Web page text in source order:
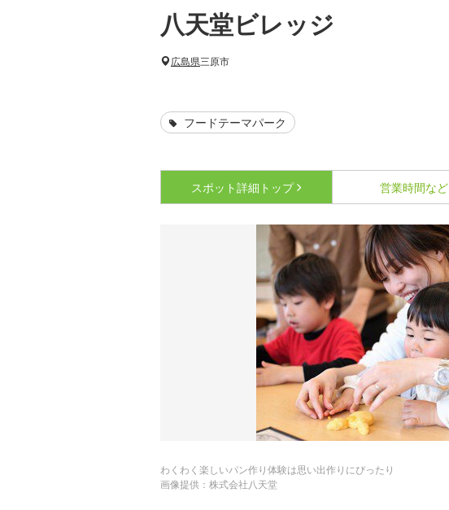
八天堂ビレッジ
広島県三原市
フードテーマパーク
スポット詳細 トップ 営業時間など
わくわく楽しいパン作り体験は思い出作りにぴったり
画像提供：株式会社八天堂